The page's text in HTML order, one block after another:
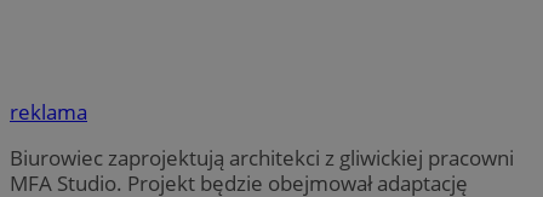
reklama
Biurowiec zaprojektują architekci z gliwickiej pracowni
MFA Studio. Projekt będzie obejmował adaptację